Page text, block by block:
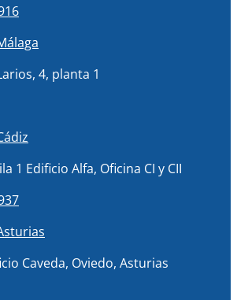
4, planta 1
1 Edificio Alfa, Oficina CI y CII
Caveda, Oviedo, Asturias